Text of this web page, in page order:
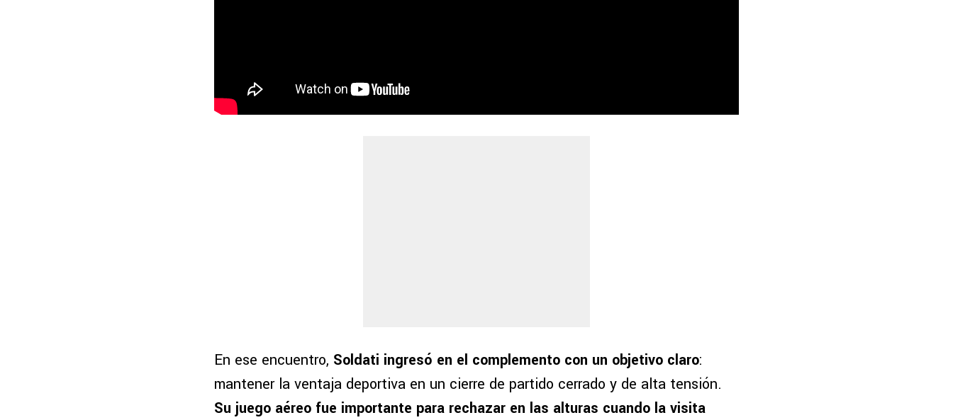
En ese encuentro, Soldati ingresó en el complemento con un objetivo claro:
mantener la ventaja deportiva en un cierre de partido cerrado y de alta tensión.
Su juego aéreo fue importante para rechazar en las alturas cuando la visita